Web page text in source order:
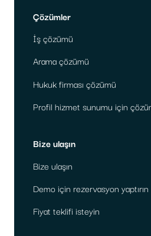
Çözümler
İş çözümü
Arama çözümü
Hukuk firması çözümü
Profil hizmet sunumu için
Bize ulaşın
Bize ulaşın
Demo için rezervasyon yaptırın
Fiyat teklifi isteyin